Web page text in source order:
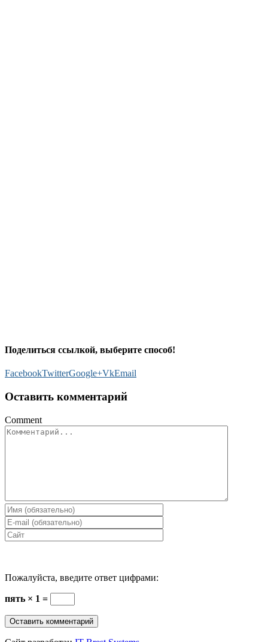
Поделиться ссылкой, выберите способ!
FacebookTwitterGoogle+VkEmail
Оставить комментарий
Comment
Пожалуйста, введите ответ цифрами:
пять × 1 =